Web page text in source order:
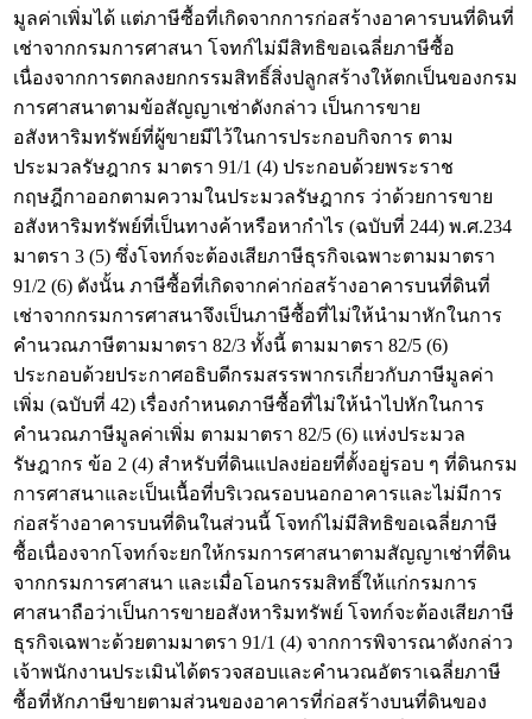
มูลค่าเพิ่มได้ แต่ภาษีซื้อที่เกิดจากการก่อสร้างอาคารบนที่ดินที่
เช่าจากกรมการศาสนา โจทก์ไม่มีสิทธิขอเฉลี่ยภาษีซื้อ
เนื่องจากการตกลงยกกรรมสิทธิ์สิ่งปลูกสร้างให้ตกเป็นของกรม
การศาสนาตามข้อสัญญาเช่าดังกล่าว เป็นการขาย
อสังหาริมทรัพย์ที่ผู้ขายมีไว้ในการประกอบกิจการ ตาม
ประมวลรัษฎากร มาตรา 91/1 (4) ประกอบด้วยพระราช
กฤษฎีกาออกตามความในประมวลรัษฎากร ว่าด้วยการขาย
อสังหาริมทรัพย์ที่เป็นทางค้าหรือหากำไร (ฉบับที่ 244) พ.ศ.234
มาตรา 3 (5) ซึ่งโจทก์จะต้องเสียภาษีธุรกิจเฉพาะตามมาตรา
91/2 (6) ดังนั้น ภาษีซื้อที่เกิดจากค่าก่อสร้างอาคารบนที่ดินที่
เช่าจากกรมการศาสนาจึงเป็นภาษีซื้อที่ไม่ให้นำมาหักในการ
คำนวณภาษีตามมาตรา 82/3 ทั้งนี้ ตามมาตรา 82/5 (6)
ประกอบด้วยประกาศอธิบดีกรมสรรพากรเกี่ยวกับภาษีมูลค่า
เพิ่ม (ฉบับที่ 42) เรื่องกำหนดภาษีซื้อที่ไม่ให้นำไปหักในการ
คำนวณภาษีมูลค่าเพิ่ม ตามมาตรา 82/5 (6) แห่งประมวล
รัษฎากร ข้อ 2 (4) สำหรับที่ดินแปลงย่อยที่ตั้งอยู่รอบ ๆ ที่ดินกรม
การศาสนาและเป็นเนื้อที่บริเวณรอบนอกอาคารและไม่มีการ
ก่อสร้างอาคารบนที่ดินในส่วนนี้ โจทก์ไม่มีสิทธิขอเฉลี่ยภาษี
ซื้อเนื่องจากโจทก์จะยกให้กรมการศาสนาตามสัญญาเช่าที่ดิน
จากกรมการศาสนา และเมื่อโอนกรรมสิทธิ์ให้แก่กรมการ
ศาสนาถือว่าเป็นการขายอสังหาริมทรัพย์ โจทก์จะต้องเสียภาษี
ธุรกิจเฉพาะด้วยตามมาตรา 91/1 (4) จากการพิจารณาดังกล่าว
เจ้าพนักงานประเมินได้ตรวจสอบและคำนวณอัตราเฉลี่ยภาษี
ซื้อที่หักภาษีขายตามส่วนของอาคารที่ก่อสร้างบนที่ดินของ